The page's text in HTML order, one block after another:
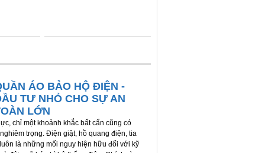
ÁO BẢO HỘ ĐIỆN -
TƯ NHỎ CHO SỰ AN
LỚN
chỉ một khoảnh khắc bất cẩn cũng có
trọng. Điện giật, hồ quang điện, tia
là những mối nguy hiện hữu đối với kỹ